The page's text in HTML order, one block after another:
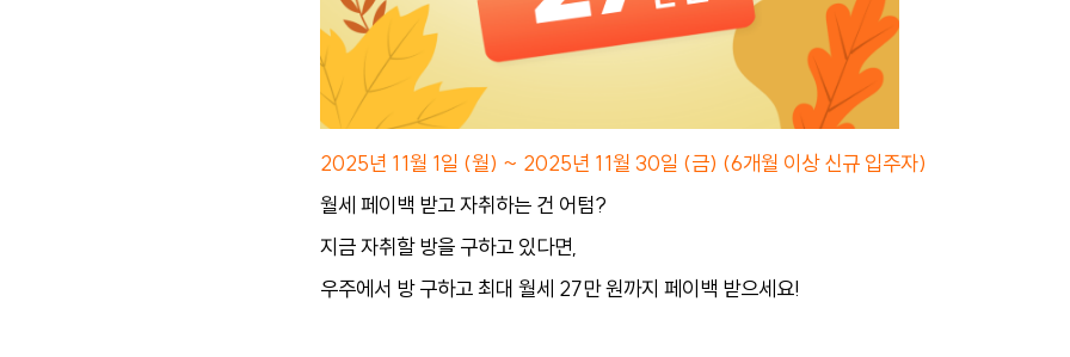
2025년 11월 1일 (월) ~ 2025년 11월 30일 (금) (6개월 이상 신규 입주자)
월세 페이백 받고 자취하는 건 어텀?
지금 자취할 방을 구하고 있다면,
우주에서 방 구하고 최대 월세 27만 원까지 페이백 받으세요!